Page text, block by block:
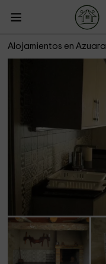
Alojamientos en Azuara
Casa Rural La Malena